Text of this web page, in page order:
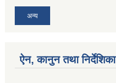
अन्य
ऐन, कानुन तथा निर्देशिका